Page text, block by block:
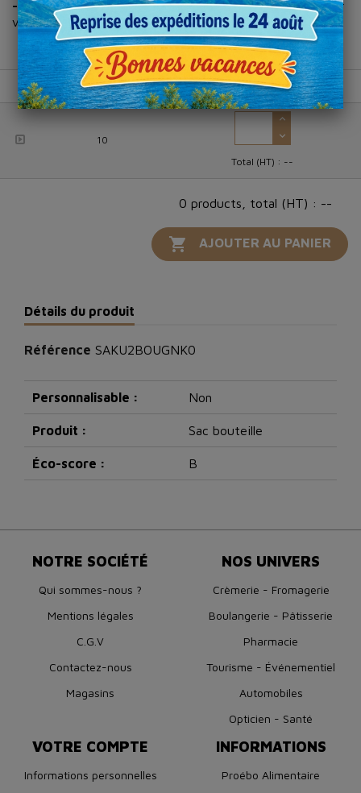
- 100 % recyclable :un emballage durable et valorisant pour
vos produits.
Colis de Panier
10
Total (HT) : --
0 products, total (HT) : --
 AJOUTER AU PANIER
Détails du produit
Référence SAKU2BOUGNK0
Personnalisable : Non
Produit : Sac bouteille
Éco-score : B
NOTRE SOCIÉTÉ
Qui sommes-nous ?
Mentions légales
C.G.V
Contactez-nous
Magasins
NOS UNIVERS
Crèmerie - Fromagerie
Boulangerie - Pâtisserie
Pharmacie
Tourisme - Événementiel
Automobiles
Opticien - Santé
VOTRE COMPTE
Informations personnelles
INFORMATIONS
Proébo Alimentaire